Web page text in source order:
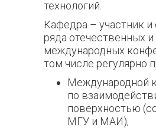
технологий.
Кафедра – участник и
ряда отечественных и
международных
том числе регулярно
Международной
по
поверхностью
МГУ и МАИ),